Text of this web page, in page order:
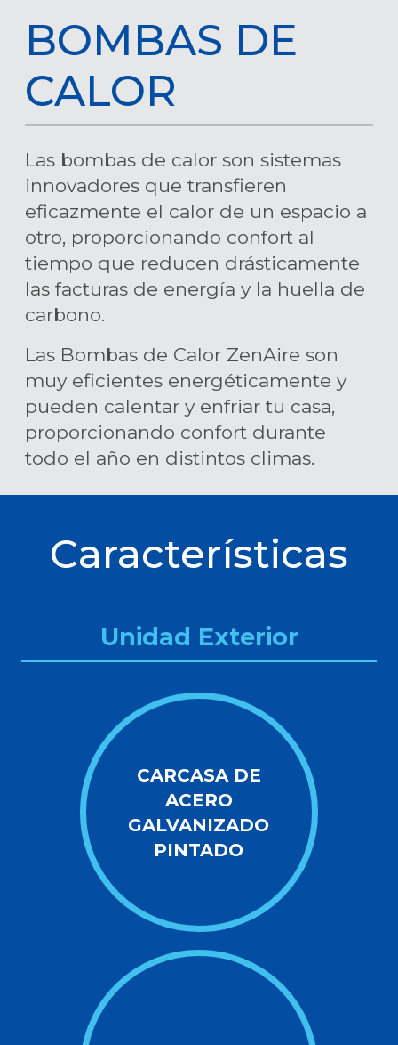
BOMBAS DE
CALOR
Las bombas de calor son sistemas
innovadores que transfieren
eficazmente el calor de un espacio a
otro, proporcionando confort al
tiempo que reducen drásticamente
las facturas de energía y la huella de
carbono.
Las Bombas de Calor ZenAire son
muy eficientes energéticamente y
pueden calentar y enfriar tu casa,
proporcionando confort durante
todo el año en distintos climas.
Características
Unidad Exterior
CARCASA DE
ACERO
GALVANIZADO
PINTADO